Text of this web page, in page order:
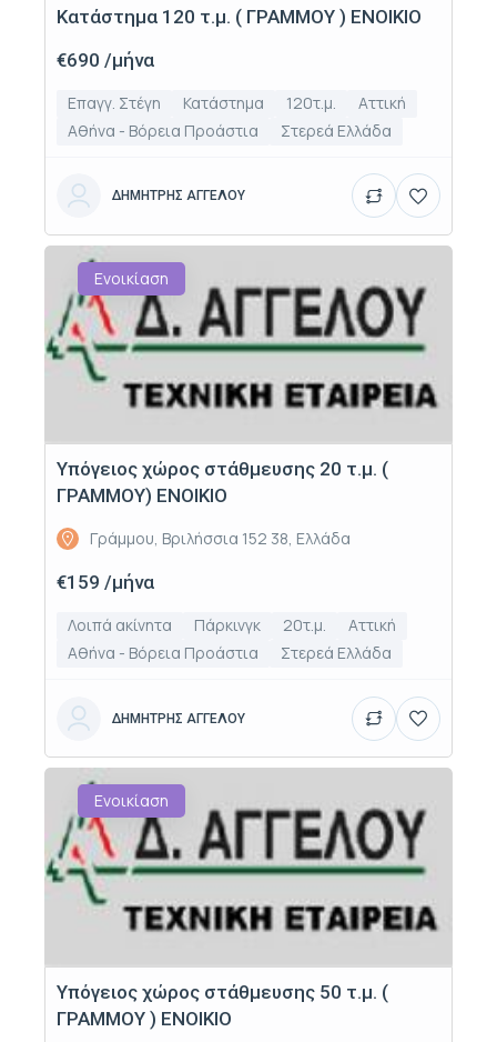
Κατάστημα 120 τ.μ. ( ΓΡΑΜΜΟΥ ) ΕΝΟΙΚΙΟ
€690 /μήνα
Επαγγ. Στέγη Κατάστημα 120τ.μ.
Αττική
Αθήνα - Βόρεια Προάστια
Στερεά Ελλάδα
ΔΗΜΗΤΡΗΣ ΑΓΓΕΛΟΥ
Ενοικίαση
Υπόγειος χώρος στάθμευσης 20 τ.μ. (
ΓΡΑΜΜΟΥ) ΕΝΟΙΚΙΟ
Γράμμου, Βριλήσσια 152 38, Ελλάδα
€159 /μήνα
Λοιπά ακίνητα Πάρκινγκ 20τ.μ.
Αττική
Αθήνα - Βόρεια Προάστια
Στερεά Ελλάδα
ΔΗΜΗΤΡΗΣ ΑΓΓΕΛΟΥ
Ενοικίαση
Υπόγειος χώρος στάθμευσης 50 τ.μ. (
ΓΡΑΜΜΟΥ ) ΕΝΟΙΚΙΟ